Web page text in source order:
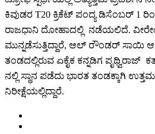
ಕಿವುಡರ T20 ಕ್ರಿಕೆಟ್ ಪಂದ್ಯ ಡಿಸೆಂಬರ್ 1
ರಾಜಧಾನಿ ದೋಹಾದಲ್ಲಿ ನಡೆಯಲಿದೆ.
ಮುನ್ನಡೆಸುತ್ತಿದ್ದಾರೆ, ಆಲ್ ರೌಂಡರ್ ಸಾಯಿ
ತಂಡದಲ್ಲಿರುವ ಏಕೈಕ ಕನ್ನಡಿಗ
ನಲ್ಲಿ ಸ್ಥಾನ ಪಡೆದು ಭಾರತ ತಂಡಕ್ಕಾಗಿ
ನಿರೀಕ್ಷೆಯಲ್ಲಿದ್ದಾರೆ.